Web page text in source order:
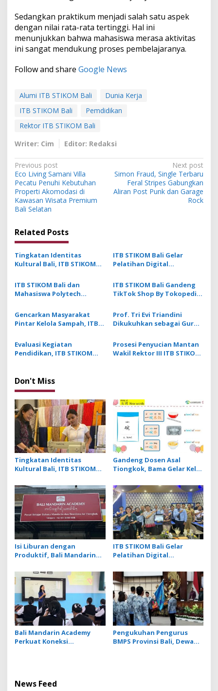
Sedangkan praktikum menjadi salah satu aspek
dengan nilai rata-rata tertinggi. Hal ini
menunjukkan bahwa mahasiswa merasa aktivitas
ini sangat mendukung proses pembelajaranya.
Follow and share Google News
Alumi ITB STIKOM Bali
Dunia Kerja
ITB STIKOM Bali
Pemdidikan
Rektor ITB STIKOM Bali
Writer: Cim
Editor: Redaksi
P
o
s
t
a
v
i
a
i
o
n
Previous post
Eco Living Samani Villa
Pecatu Penuhi Kebutuhan
Properti Akomodasi di
Kawasan Wisata Premium
Bali Selatan
Next post
Simon Fraud, Single Terbaru
Feral Stripes Gabungkan
Aliran Post Punk dan Garage
Rock
Related Posts
Tingkatan Identitas
Kultural Bali, ITB STIKOM
Usaha Perempuan
Pengrajin Kebaya
ITB STIKOM Bali Gelar
Pelatihan Digital
Teknologi 3D Scanner
ITB STIKOM Bali dan
Mahasiswa Polytech
Berkolaborasi Kembangkan
Desa Digital di Punggul
ITB STIKOM Bali Gandeng
TikTok Shop By Tokopedia
Perdagangan Berbasis
Digital
Gencarkan Masyarakat
Pintar Kelola Sampah, ITB
Literasi Pengelolaan TPS3R
Prof. Tri Evi Triandini
Dikukuhkan sebagai Guru
Evaluasi Kegiatan
Pendidikan, ITB STIKOM
Prosesi Penyucian Mantan
Wakil Rektor III ITB STIKOM
Don't Miss
Tingkatan Identitas
Kultural Bali, ITB STIKOM
Usaha Perempuan
Pengrajin Kebaya
Gandeng Dosen Asal
Tiongkok, Bama Gelar Kelas
Bahas Cara Pesan Menu
Restoran
Isi Liburan dengan
Produktif, Bali Mandarin
Online Super Intensif
ITB STIKOM Bali Gelar
Pelatihan Digital
Teknologi 3D Scanner
Bali Mandarin Academy
Perkuat Koneksi
Pengukuhan Pengurus
BMPS Provinsi Bali, Dewan
News Feed